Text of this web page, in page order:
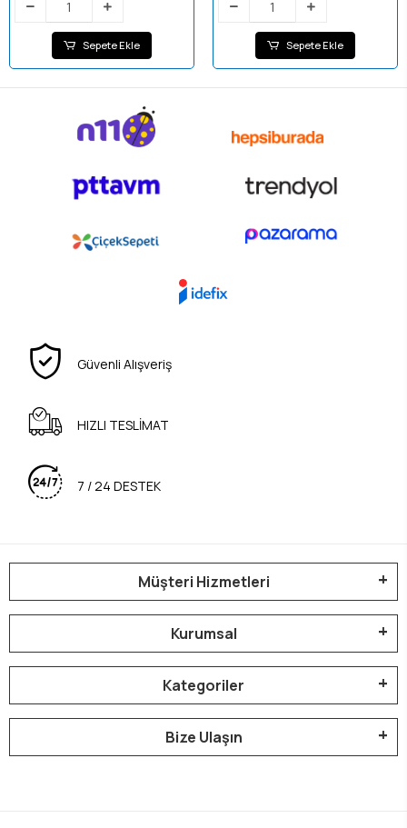
Sepete Ekle Sepete Ekle
Güvenli Alışveriş
HIZLI TESLİMAT
7 / 24 DESTEK
Müşteri Hizmetleri
Kurumsal
Kategoriler
Bize Ulaşın